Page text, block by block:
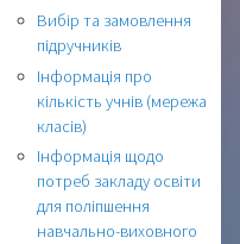
Вибір та замовлення
підручників
Інформація про
кількість учнів (мережа
класів)
Інформація щодо
потреб закладу освіти
для поліпшення
навчально-виховного